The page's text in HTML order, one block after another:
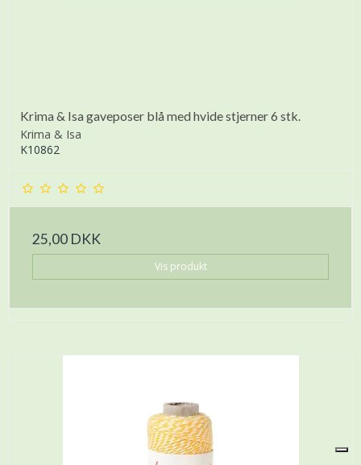
Krima & Isa gaveposer blå med hvide stjerner 6 stk.
Krima & Isa
K10862
25,00 DKK
Vis produkt